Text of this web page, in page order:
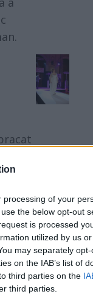
of your
the below opt-out
is processed
utilized by us
may separately
on the IAB’s list of
third parties on the
third parties.
las
trebuia sa